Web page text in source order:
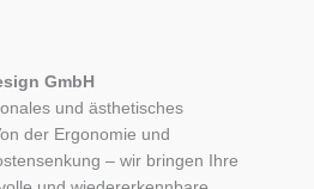
GmbH
und ästhetisches
der Ergonomie und
– wir bringen Ihre